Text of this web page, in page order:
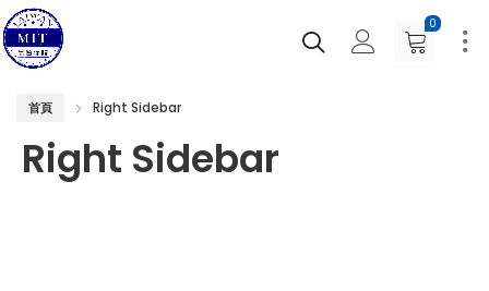
0
首頁 Right Sidebar
Right Sidebar